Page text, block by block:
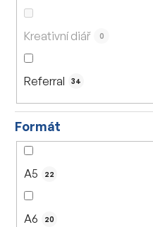
Kreativní diář 0
Referral 34
Formát
A5 22
A6 20